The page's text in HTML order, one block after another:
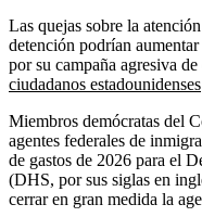
Las quejas sobre la
detención podrían
por su campaña agresiva
ciudadanos estadounidenses
Miembros demócratas del
agentes federales de
de gastos de 2026 para el
(DHS, por sus siglas en
cerrar en gran medida la